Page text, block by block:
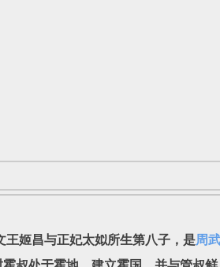
姬昌与正妃太姒所生第八子，是周